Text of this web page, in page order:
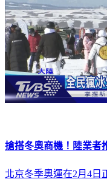
搶搭冬奧商機！陸業
北京冬季奧運在2月4日